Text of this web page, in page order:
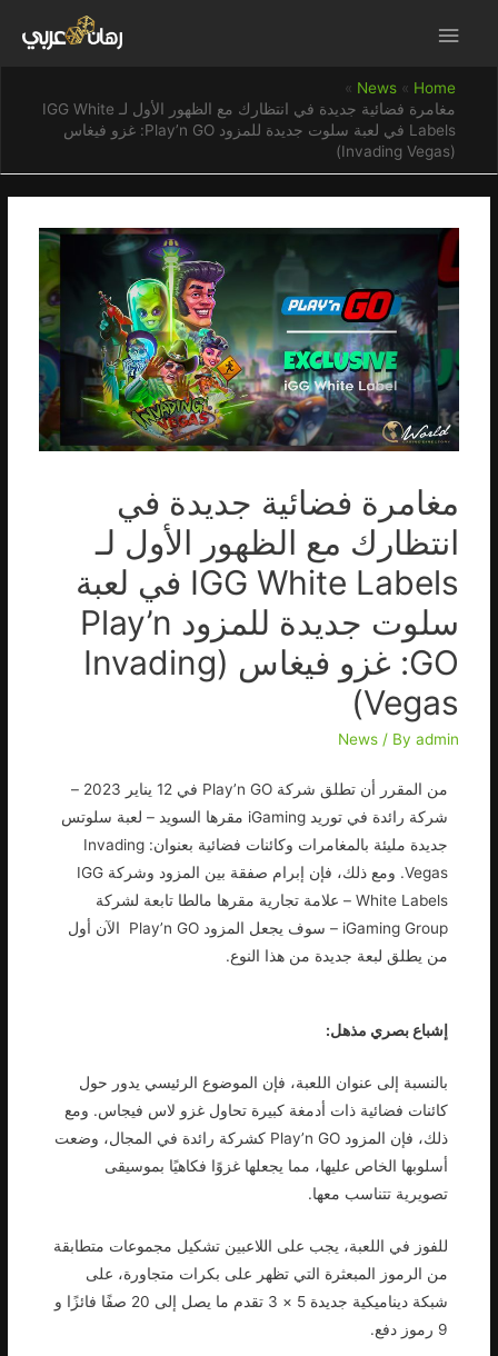
Home
News
مغامرة فضائية جديدة في انتظارك مع الظهور الأول لـ IGG White
Labels في لعبة سلوت جديدة للمزود Play’n GO: غزو فيغاس
(Invading Vegas)
مغامرة فضائية جديدة في
انتظارك مع الظهور الأول لـ
IGG White Labels في لعبة
سلوت جديدة للمزود Play’n
GO: غزو فيغاس (Invading
Vegas)
News / Byadmin
من المقرر أن تطلق شركة Play’n GO في 12 يناير 2023 –
شركة رائدة في توريد iGaming مقرها السويد – لعبة سلوتس
جديدة مليئة بالمغامرات وكائنات فضائية بعنوان: Invading
Vegas. ومع ذلك، فإن إبرام صفقة بين المزود وشركة IGG
White Labels – علامة تجارية مقرها مالطا تابعة لشركة
iGaming Group – سوف يجعل المزود Play’n GO الآن أول
من يطلق لبعة جديدة من هذا النوع.
إشباع بصري مذهل:
بالنسبة إلى عنوان اللعبة، فإن الموضوع الرئيسي يدور حول
كائنات فضائية ذات أدمغة كبيرة تحاول غزو لاس فيجاس. ومع
ذلك، فإن المزود Play’n GO كشركة رائدة في المجال، وضعت
أسلوبها الخاص عليها، مما يجعلها غزوًا فكاهيًا بموسيقى
تصويرية تتناسب معها.
للفوز في اللعبة، يجب على اللاعبين تشكيل مجموعات متطابقة
من الرموز المبعثرة التي تظهر على بكرات متجاورة، على
شبكة ديناميكية جديدة 5 × 3 تقدم ما يصل إلى 20 صفًا فائزًا و
9 رموز دفع.